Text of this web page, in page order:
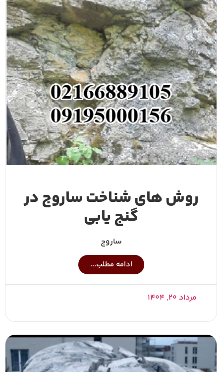
روش های شناخت ساروج در
گنج یابی
ساروج
ادامه مطلب...
مرداد ۲۰, ۱۴۰۴